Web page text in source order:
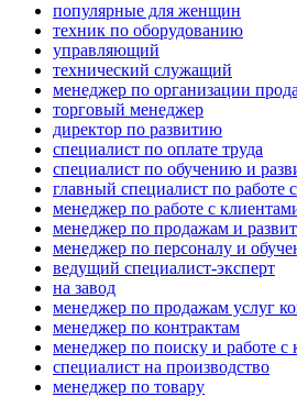
популярные для женщин
техник по оборудованию
управляющий
технический служащий
менеджер по организации
торговый менеджер
директор по развитию
специалист по оплате труда
специалист по обучению и
главный специалист по работе
менеджер по работе с
менеджер по продажам и
менеджер по персоналу и
ведущий специалист-эксперт
на завод
менеджер по продажам услуг
менеджер по контрактам
менеджер по поиску и работе с
специалист на производство
менеджер по товару